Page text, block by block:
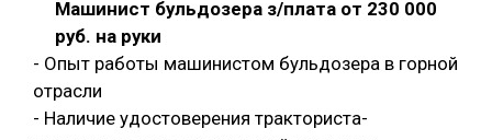
Машинист бульдозера з/плата от 230 000
руб. на руки
- Опыт работы машинистом бульдозера в горной
отрасли
- Наличие удостоверения тракториста-